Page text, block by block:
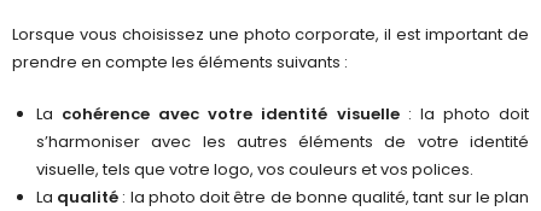
Lorsque vous choisissez une photo corporate, il est important de
prendre en compte les éléments suivants :
La cohérence avec votre identité visuelle: la photo doit
s’harmoniser avec les autres éléments de votre identité
visuelle, tels que votre logo, vos couleurs et vos polices.
La qualité : la photo doit être de bonne qualité, tant sur le plan